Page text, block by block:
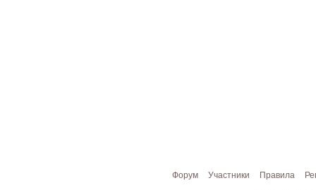
Форум Участники Правила